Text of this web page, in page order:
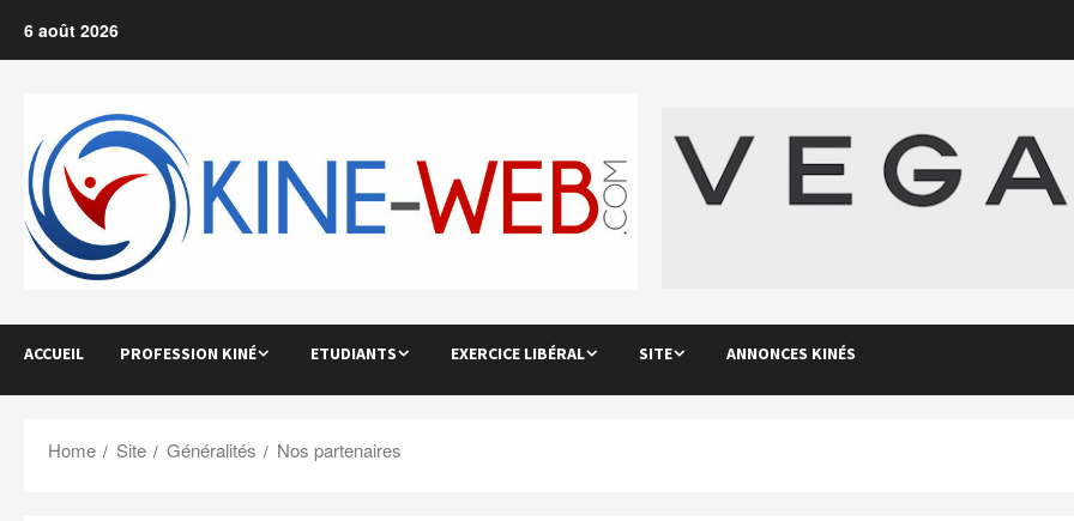
content
6 août 2026
ACCUEIL PROFESSION KINÉ ETUDIANTS EXERCICE LIBÉRAL SITE ANNONCES KINÉS
Home Site Généralités Nos partenaires